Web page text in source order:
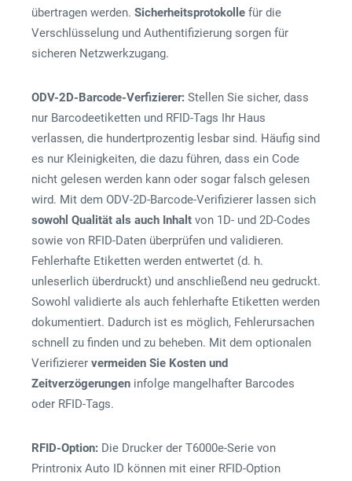
übertragen werden. Sicherheitsprotokolle für die
Verschlüsselung und Authentifizierung sorgen für
sicheren Netzwerkzugang.
ODV-2D-Barcode-Verfizierer: Stellen Sie sicher, dass
nur Barcodeetiketten und RFID-Tags Ihr Haus
verlassen, die hundertprozentig lesbar sind. Häufig sind
es nur Kleinigkeiten, die dazu führen, dass ein Code
nicht gelesen werden kann oder sogar falsch gelesen
wird. Mit dem ODV-2D-Barcode-Verifizierer lassen sich
sowohl Qualität als auch Inhalt von 1D- und 2D-Codes
sowie von RFID-Daten überprüfen und validieren.
Fehlerhafte Etiketten werden entwertet (d. h.
unleserlich überdruckt) und anschließend neu gedruckt.
Sowohl validierte als auch fehlerhafte Etiketten werden
dokumentiert. Dadurch ist es möglich, Fehlerursachen
schnell zu finden und zu beheben. Mit dem optionalen
Verifizierer vermeiden Sie Kosten und
Zeitverzögerungen infolge mangelhafter Barcodes
oder RFID-Tags.
RFID-Option: Die Drucker der T6000e-Serie von
Printronix Auto ID können mit einer RFID-Option